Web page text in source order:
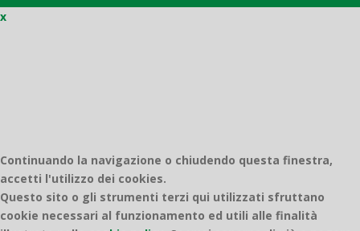
x
Continuando la navigazione o chiudendo questa finestra,
accetti l'utilizzo dei cookies.
Questo sito o gli strumenti terzi qui utilizzati sfruttano
cookie necessari al funzionamento ed utili alle finalità